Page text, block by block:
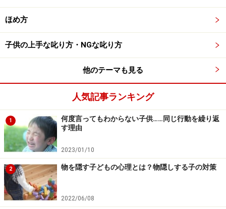
いう言葉が出てきてしまいますが、前ページでご紹介し
た子どもの心の成長ステップを考えれば、どうして片づ
けがスムーズに行きにくいのかが受け入れやすくなると
思います。
は、3～4歳の子にとって、ものすごい頑張りを必要とす
る行動です。つい親は、まだ片づけていないものに目が
行きがちになりますが、何とか片づけられたものにも、
ぜひ目を向けてあげてください。収納されたおもちゃの
数だけ、誘惑と葛藤に打ち勝っているのです。
このように「片づけて当たり前」という見方を脱せる
と、ママ自身もイライラしにくくなります。片づけのみ
ならず、子育て全般に言えることですが、できなかった
ほめ方
子供の上手な叱り方・NGな叱り方
他のテーマも見る
人気記事ランキング
1
何度言ってもわからない子供……同じ行動を繰り返
す理由
2023/01/10
2 物を隠す子どもの心理とは？物隠しする子の対策
2022/06/08